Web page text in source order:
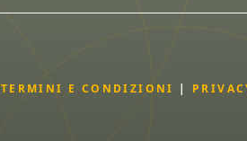
TERMINI E CONDIZIONI |